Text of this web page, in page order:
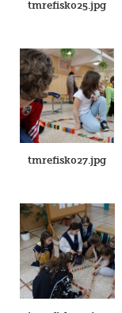
tmrefisk025.jpg
tmrefisk027.jpg